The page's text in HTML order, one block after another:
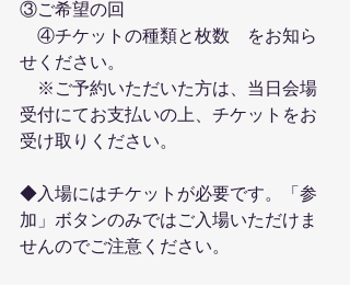
③ご希望の回
④チケットの種類と枚数　をお知ら
せください。
※ご予約いただいた方は、当日会場
受付にてお支払いの上、チケットをお
受け取りください。
◆入場にはチケットが必要です。「参
加」ボタンのみではご入場いただけま
せんのでご注意ください。